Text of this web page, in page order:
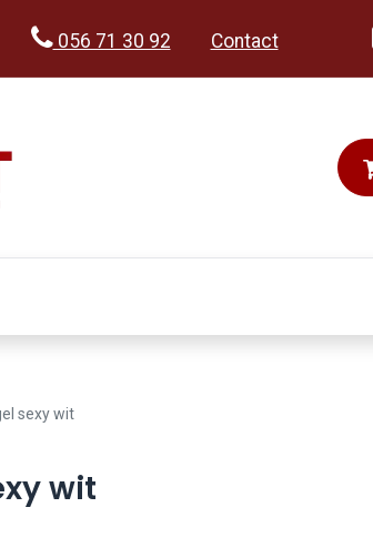
056 71 30 92 Contact
sexy wit
wit